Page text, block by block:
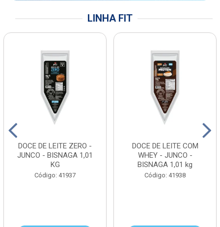
LINHA FIT
DOCE DE LEITE ZERO -
JUNCO - BISNAGA 1,01
KG
Código: 41937
DOCE DE LEITE COM
WHEY - JUNCO -
BISNAGA 1,01 kg
Código: 41938